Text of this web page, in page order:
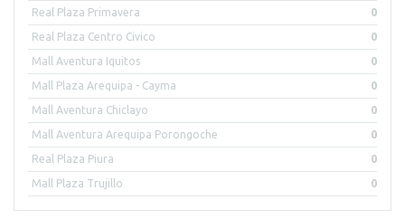
Real Plaza Primavera 0
Real Plaza Centro Civico 0
Mall Aventura Iquitos 0
Mall Plaza Arequipa - Cayma 0
Mall Aventura Chiclayo 0
Mall Aventura Arequipa Porongoche 0
Real Plaza Piura 0
Mall Plaza Trujillo 0